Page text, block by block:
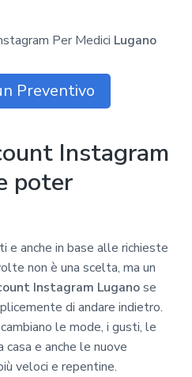
Per Medici Lugano
Preventivo
Instagram
poter
e anche in base alle richieste
non è una scelta, ma un
Instagram Luganose
di andare indietro.
le mode, i gusti, le
casa e anche le nuove
veloci e repentine.